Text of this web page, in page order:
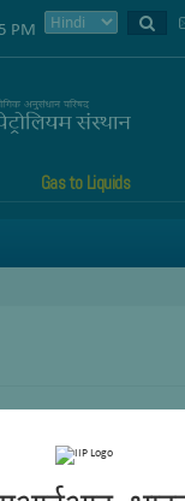
PM
Gas to Liquids